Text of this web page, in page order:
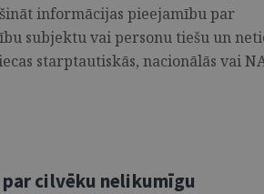
informācijas pieejamību par
subjektu vai personu tiešu un
starptautiskās, nacionālās vai
cilvēku nelikumīgu